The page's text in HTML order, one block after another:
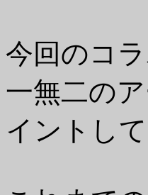
今回のコ
一無二の
イントして